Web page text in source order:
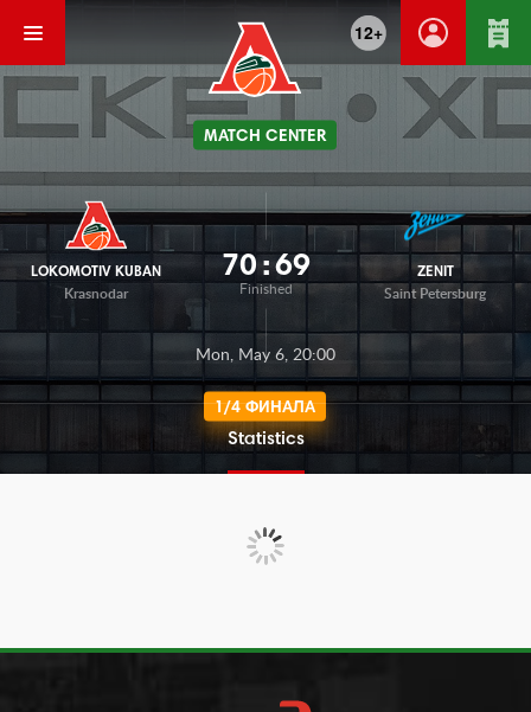
12+
MATCH CENTER
LOKOMOTIV KUBAN
Krasnodar
70 :69
Finished
ZENIT
Saint Petersburg
Mon, May 6, 20:00
1/4 ФИНАЛА
Statistics